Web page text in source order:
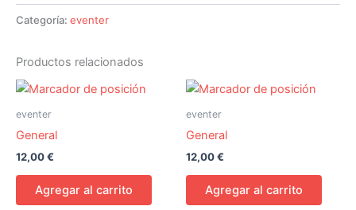
Categoría: eventer
Productos relacionados
eventer
General
12,00€
Agregar al carrito
eventer
General
12,00€
Agregar al carrito